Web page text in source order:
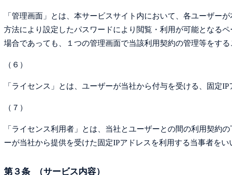
「管理画面」とは、本サービスサイト内において、各ユーザー
方法により設定したパスワードにより閲覧・利用が可能となる
場合であっても、１つの管理画面で当該利用契約の管理等をする
（６）
「ライセンス」とは、ユーザーが当社から付与を受ける、固定
（７）
「ライセンス利用者」とは、当社とユーザーとの間の利用契約
ーが当社から提供を受けた固定IPアドレスを利用する当事者をい
第３条 （サービス内容）